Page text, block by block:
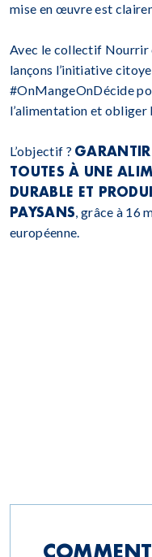
mise en œuvre est
Avec le collectif Nourrir
lançons l’initiative
#OnMangeOnDécide
l’alimentation et obliger
L’objectif ? GARANTIR
TOUTES À UNE
DURABLE ET
PAYSANS, grâce à 16
européenne.